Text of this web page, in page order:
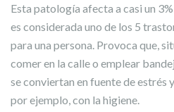
Esta patología afecta a casi un
es considerada uno de los 5
para una persona. Provoca que,
comer en la calle o emplear
se conviertan en fuente de estrés
por ejemplo, con la higiene.